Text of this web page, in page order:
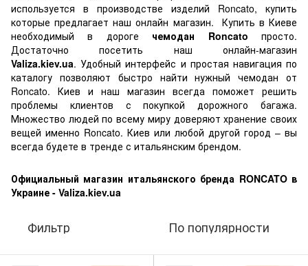
используется в производстве изделий Roncato, купить
которые предлагает наш онлайн магазин. Купить в Киеве
необходимый в дороге чемодан Roncato просто.
Достаточно посетить наш онлайн-магазин
Valiza.kiev.ua. Удобный интерфейс и простая навигация по
каталогу позволяют быстро найти нужный чемодан от
Roncato. Киев и наш магазин всегда поможет решить
проблемы клиентов с покупкой дорожного багажа.
Множество людей по всему миру доверяют хранение своих
вещей именно Roncato. Киев или любой другой город – вы
всегда будете в тренде с итальянским брендом.
Официальный магазин итальянского бренда RONCATO в
Украине - Valiza.kiev.ua
Фильтр По популярности